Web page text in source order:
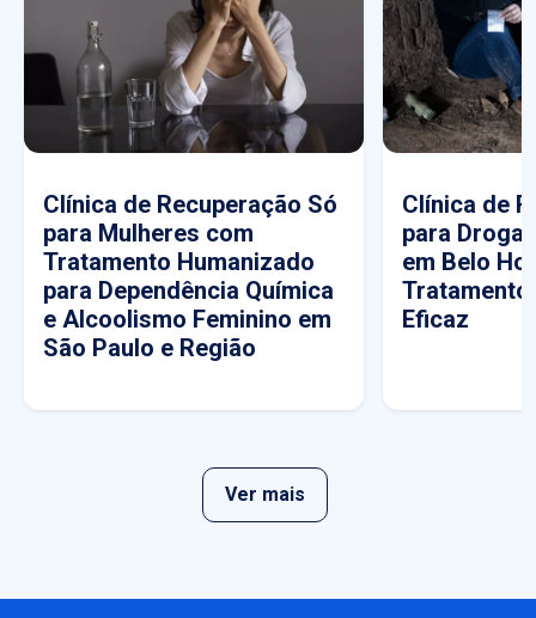
Clínica de Recuperação Só
para Mulheres com
Tratamento Humanizado
para Dependência Química
e Alcoolismo Feminino em
São Paulo e Região
Clínica de
para
em Belo
Tratamento
Eficaz
Ver mais